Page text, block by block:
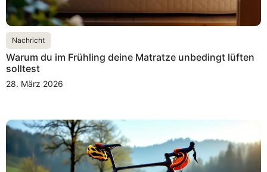
Nachricht
Warum du im Frühling deine Matratze unbedingt lüften
solltest
28. März 2026